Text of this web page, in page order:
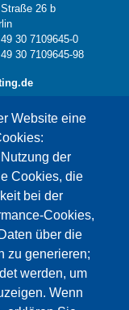
Website eine
der
Cookies, die
bei der
Cookies,
über die
zu generieren;
werden, um
Wenn
26 b
30 7109645-0
30 7109645-98
Maps